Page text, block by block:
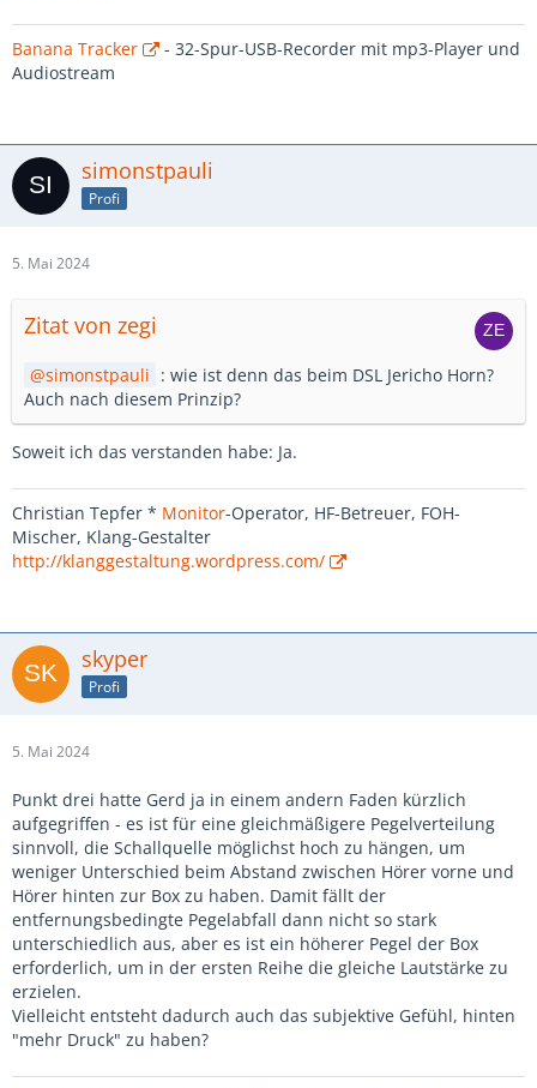
Banana Tracker
- 32-Spur-USB-Recorder mit mp3-Player und
Audiostream
simonstpauli
Profi
5. Mai 2024
Zitat von zegi
simonstpauli : wie ist denn das beim DSL Jericho Horn?
Auch nach diesem Prinzip?
Soweit ich das verstanden habe: Ja.
Christian Tepfer * Monitor-Operator, HF-Betreuer, FOH-
Mischer, Klang-Gestalter
http://klanggestaltung.wordpress.com/
skyper
Profi
5. Mai 2024
Punkt drei hatte Gerd ja in einem andern Faden kürzlich
aufgegriffen - es ist für eine gleichmäßigere Pegelverteilung
sinnvoll, die Schallquelle möglichst hoch zu hängen, um
weniger Unterschied beim Abstand zwischen Hörer vorne und
Hörer hinten zur Box zu haben. Damit fällt der
entfernungsbedingte Pegelabfall dann nicht so stark
unterschiedlich aus, aber es ist ein höherer Pegel der Box
erforderlich, um in der ersten Reihe die gleiche Lautstärke zu
erzielen.
Vielleicht entsteht dadurch auch das subjektive Gefühl, hinten
"mehr Druck" zu haben?